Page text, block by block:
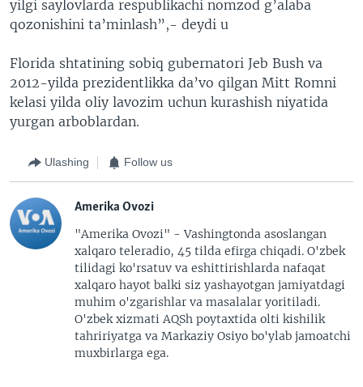
yilgi saylovlarda respublikachi nomzod g’alaba
qozonishini ta’minlash”,- deydi u
Florida shtatining sobiq gubernatori Jeb Bush va
2012-yilda prezidentlikka da’vo qilgan Mitt Romni
kelasi yilda oliy lavozim uchun kurashish niyatida
yurgan arboblardan.
Ulashing Follow us
Amerika Ovozi
"Amerika Ovozi" - Vashingtonda asoslangan
xalqaro teleradio, 45 tilda efirga chiqadi. O'zbek
tilidagi ko'rsatuv va eshittirishlarda nafaqat
xalqaro hayot balki siz yashayotgan jamiyatdagi
muhim o'zgarishlar va masalalar yoritiladi.
O'zbek xizmati AQSh poytaxtida olti kishilik
tahririyatga va Markaziy Osiyo bo'ylab jamoatchi
muxbirlarga ega.